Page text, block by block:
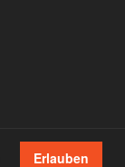
Erlauben